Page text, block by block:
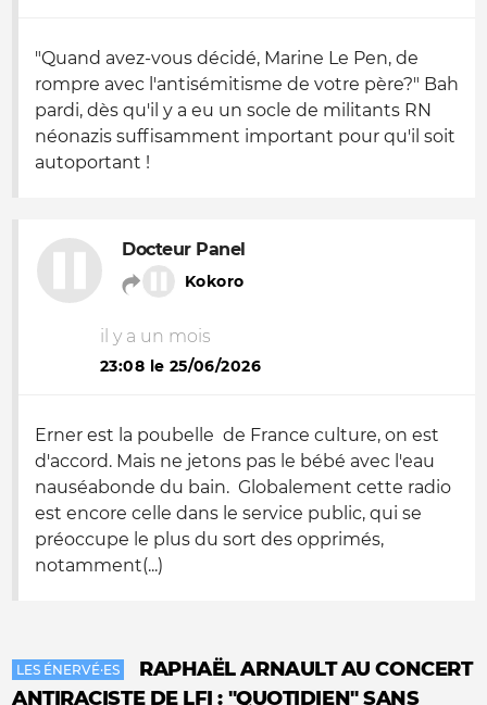
"Quand avez-vous décidé, Marine Le Pen, de
rompre avec l'antisémitisme de votre père?" Bah
pardi, dès qu'il y a eu un socle de militants RN
néonazis suffisamment important pour qu'il soit
autoportant !
Docteur Panel
Kokoro
il y a un mois
23:08 le 25/06/2026
Erner est la poubelle de France culture, on est
d'accord. Mais ne jetons pas le bébé avec l'eau
nauséabonde du bain. Globalement cette radio
est encore celle dans le service public, qui se
préoccupe le plus du sort des opprimés,
notamment(...)
LES ÉNERVÉ·ES
RAPHAËL ARNAULT AU CONCERT
ANTIRACISTE DE LFI : "QUOTIDIEN" SANS